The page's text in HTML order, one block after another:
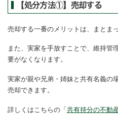
【処分方法①】売却する
売却する一番のメリットは、まとま
また、実家を手放すことで、維持管
要がなくなります。
実家が親や兄弟・姉妹と共有名義の
売却できます。
詳しくはこちらの「共有持分の不動